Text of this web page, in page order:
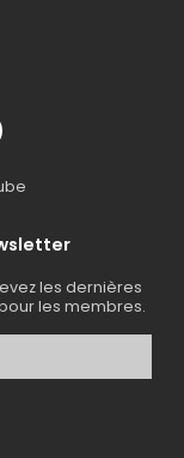
les dernières
les membres.